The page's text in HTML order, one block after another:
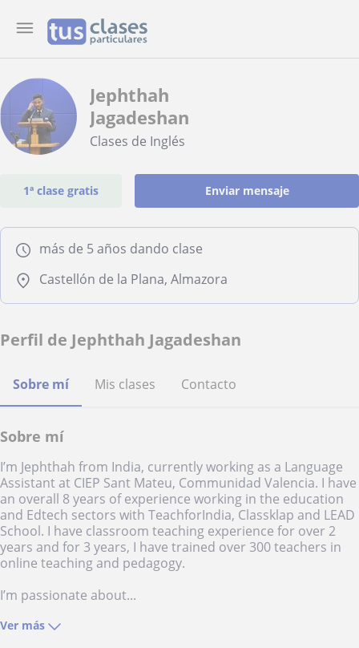
Jephthah
Jagadeshan
Clases de Inglés
1ª clase gratis Enviar mensaje
más de 5 años dando clase
Castellón de la Plana, Almazora
Perfil de Jephthah Jagadeshan
Sobre mí Mis clases Contacto
Sobre mí
I’m Jephthah from India, currently working as a Language
Assistant at CIEP Sant Mateu, Communidad Valencia. I have
an overall 8 years of experience working in the education
and Edtech sectors with TeachforIndia, Classklap and LEAD
School. I have classroom teaching experience for over 2
years and for 3 years, I have trained over 300 teachers in
online teaching and pedagogy.
I’m passionate about...
Ver más